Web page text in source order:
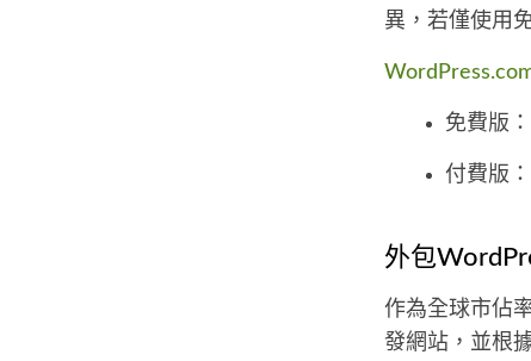
異，若僅使用
免費版
付費版
外包
作為全球市佔
發網站，並根